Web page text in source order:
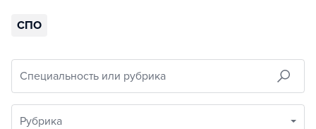
СПО
Специальность или рубрика
Рубрика